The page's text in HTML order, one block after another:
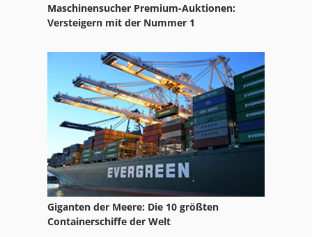
Maschinensucher Premium-Auktionen:
Versteigern mit der Nummer 1
Giganten der Meere: Die 10 größten
Containerschiffe der Welt